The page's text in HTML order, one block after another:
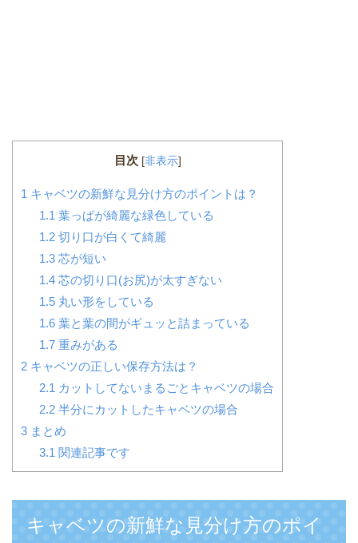
目次 [非表示]
1 キャベツの新鮮な見分け方のポイントは？
1.1 葉っぱが綺麗な緑色している
1.2切り口が白くて綺麗
1.3芯が短い
1.4芯の切り口(お尻)が太すぎない
1.5丸い形をしている
1.6葉と葉の間がギュッと詰まっている
1.7重みがある
2 キャベツの正しい保存方法は？
2.1 カットしてないまるごとキャベツの場合
2.2半分にカットしたキャベツの場合
3 まとめ
3.1 関連記事です
キャベツの新鮮な見分け方のポイ